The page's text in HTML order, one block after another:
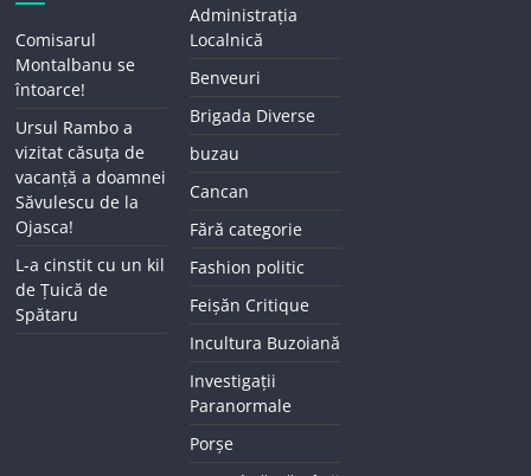
Comisarul
Montalbanu se
întoarce!
Ursul Rambo a
vizitat căsuța de
vacanță a doamnei
Săvulescu de la
Ojasca!
L-a cinstit cu un kil
de Țuică de
Spătaru
Administrația
Localnică
Benveuri
Brigada Diverse
buzau
Cancan
Fără categorie
Fashion politic
Feișăn Critique
Incultura Buzoiană
Investigații
Paranormale
Porșe